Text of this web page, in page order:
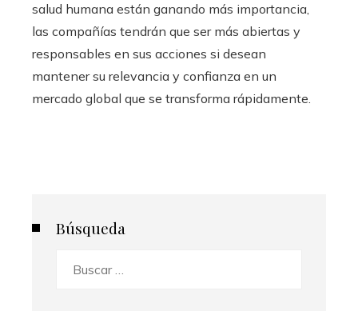
salud humana están ganando más importancia,
las compañías tendrán que ser más abiertas y
responsables en sus acciones si desean
mantener su relevancia y confianza en un
mercado global que se transforma rápidamente.
Búsqueda